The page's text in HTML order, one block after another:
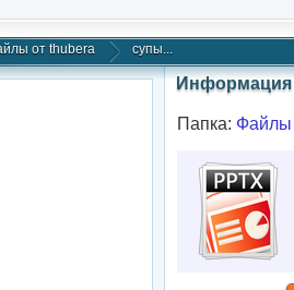
от thubera супы...
Информация
Папка: Файлы